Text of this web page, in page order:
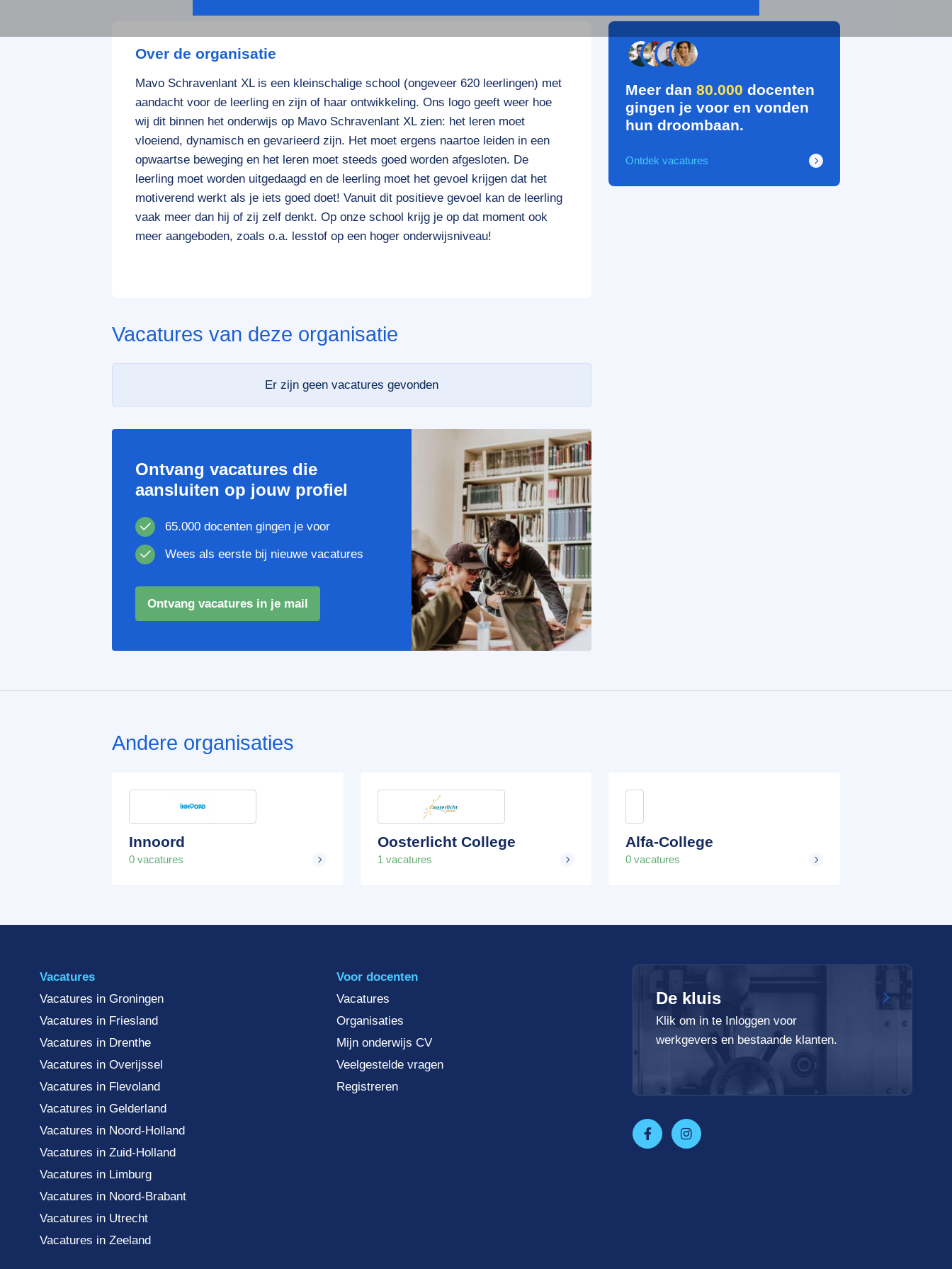
Over de organisatie
Mavo Schravenlant XL is een kleinschalige school (ongeveer 620 leerlingen) met
aandacht voor de leerling en zijn of haar ontwikkeling. Ons logo geeft weer hoe
wij dit binnen het onderwijs op Mavo Schravenlant XL zien: het leren moet
vloeiend, dynamisch en gevarieerd zijn. Het moet ergens naartoe leiden in een
opwaartse beweging en het leren moet steeds goed worden afgesloten. De
leerling moet worden uitgedaagd en de leerling moet het gevoel krijgen dat het
motiverend werkt als je iets goed doet! Vanuit dit positieve gevoel kan de leerling
vaak meer dan hij of zij zelf denkt. Op onze school krijg je op dat moment ook
meer aangeboden, zoals o.a. lesstof op een hoger onderwijsniveau!
Vacatures van deze organisatie
Er zijn geen vacatures gevonden
Ontvang vacatures die
aansluiten op jouw profiel
65.000 docenten gingen je voor
Wees als eerste bij nieuwe vacatures
Ontvang vacatures in je mail
Meer dan80.000 docenten
gingen je voor en vonden
hun droombaan.
Ontdek vacatures
Andere organisaties
Innoord
0 vacatures
Oosterlicht College
1 vacatures
Alfa-College
0 vacatures
Vacatures
Vacatures in Groningen
Vacatures in Friesland
Vacatures in Drenthe
Vacatures in Overijssel
Vacatures in Flevoland
Vacatures in Gelderland
Vacatures in Noord-Holland
Vacatures in Zuid-Holland
Vacatures in Limburg
Vacatures in Noord-Brabant
Vacatures in Utrecht
Vacatures in Zeeland
Voor docenten
Vacatures
Organisaties
Mijn onderwijs CV
Veelgestelde vragen
Registreren
De kluis
Klik om in te Inloggen voor
werkgevers en bestaande klanten.